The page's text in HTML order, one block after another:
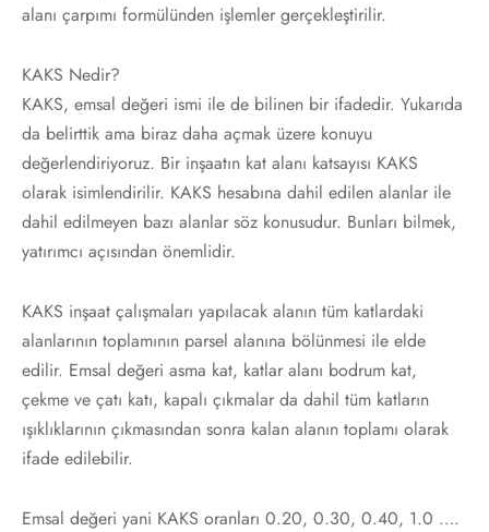
alanı çarpımı formülünden işlemler gerçekleştirilir.
KAKS Nedir?
KAKS, emsal değeri ismi ile de bilinen bir ifadedir. Yukarıda
da belirttik ama biraz daha açmak üzere konuyu
değerlendiriyoruz. Bir inşaatın kat alanı katsayısı KAKS
olarak isimlendirilir. KAKS hesabına dahil edilen alanlar ile
dahil edilmeyen bazı alanlar söz konusudur. Bunları bilmek,
yatırımcı açısından önemlidir.
KAKS inşaat çalışmaları yapılacak alanın tüm katlardaki
alanlarının toplamının parsel alanına bölünmesi ile elde
edilir. Emsal değeri asma kat, katlar alanı bodrum kat,
çekme ve çatı katı, kapalı çıkmalar da dahil tüm katların
ışıklıklarının çıkmasından sonra kalan alanın toplamı olarak
ifade edilebilir.
Emsal değeri yani KAKS oranları 0.20, 0.30, 0.40, 1.0 ….